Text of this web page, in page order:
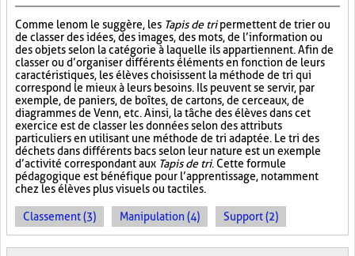
Comme le nom le suggère, les Tapis de tripermettent de trier ou
de classer des idées, des images, des mots, de l’information ou
des objets selon la catégorie à laquelle ils appartiennent. Afin de
classer ou d’organiser différents éléments en fonction de leurs
caractéristiques, les élèves choisissent la méthode de tri qui
correspond le mieux à leurs besoins. Ils peuvent se servir, par
exemple, de paniers, de boîtes, de cartons, de cerceaux, de
diagrammes de Venn, etc. Ainsi, la tâche des élèves dans cet
exercice est de classer les données selon des attributs
particuliers en utilisant une méthode de tri adaptée. Le tri des
déchets dans différents bacs selon leur nature est un exemple
d’activité correspondant aux Tapis de tri. Cette formule
pédagogique est bénéfique pour l’apprentissage, notamment
chez les élèves plus visuels ou tactiles.
Classement (3) Manipulation (4) Support (2)